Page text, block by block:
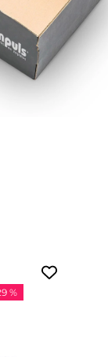
%